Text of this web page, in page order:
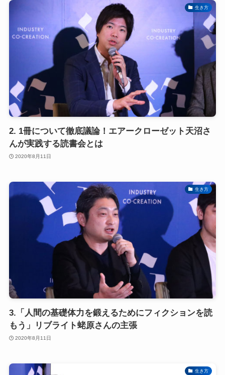
生き方
2. 1冊について徹底議論！エアークローゼット天沼さ
んが実践する読書会とは
2020年8月11日
生き方
3.「人間の基礎体力を鍛えるためにフィクションを読
もう」リブライト蛯原さんの主張
2020年8月11日
生き方